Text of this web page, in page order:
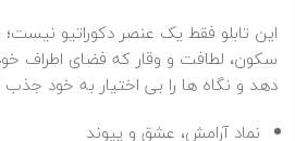
این تابلو فقط یک عنصر دکوراتیو
سکون، لطافت و وقار که فضای اطراف
دهد و نگاه‌ ها را بی‌ اختیار به خود
نماد آرامش، عشق و پیوند